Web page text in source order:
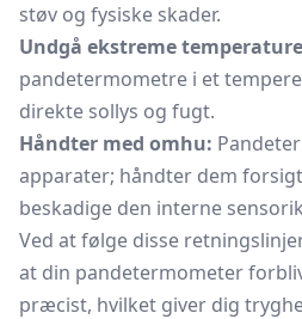
støv og fysiske skader.
Undgå ekstreme
pandetermometre i et
direkte sollys og fugt.
Håndter med omhu:
apparater; håndter dem
beskadige den interne
Ved at følge disse
at din pandetermometer
præcist, hvilket giver dig